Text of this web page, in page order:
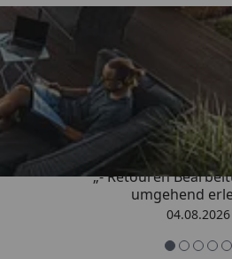
Trusted
4,81/ 5
„- Retouren
umgehend
04.08.2026